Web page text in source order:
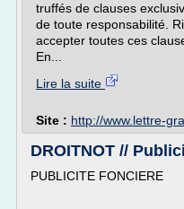
truffés de clauses
de toute responsabilité.
accepter toutes ces
En...
Lire la suite
Site : http://www.lettre-
DROITNOT //
PUBLICITE FONCIERE